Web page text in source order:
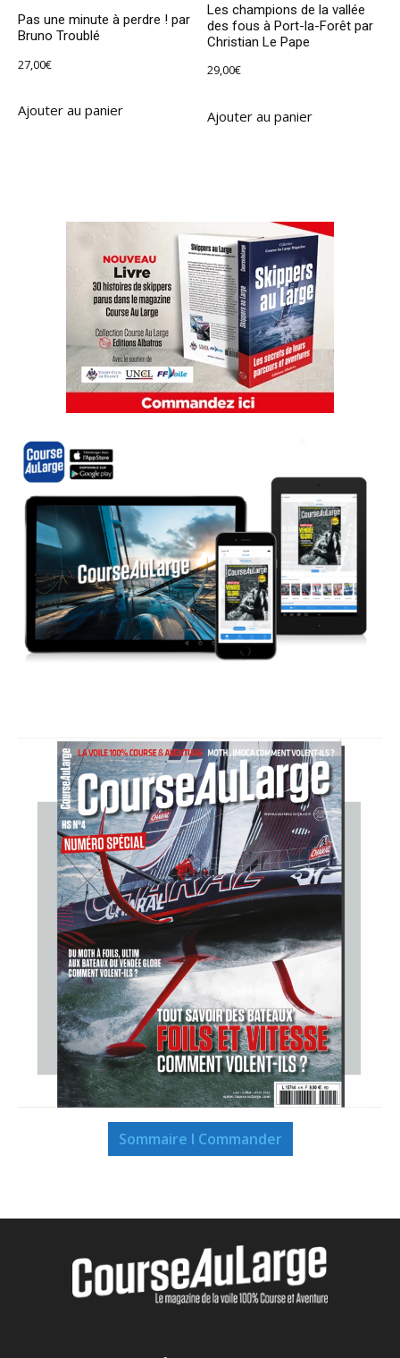
Pas une minute à perdre ! par
Bruno Troublé
27,00€
Ajouter au panier
Les champions de la vallée
des fous à Port-la-Forêt par
Christian Le Pape
29,00€
Ajouter au panier
Sommaire I Commander